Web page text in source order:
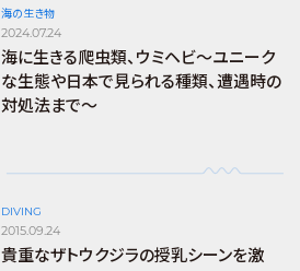
海の生き物
2024.07.24
海に生きる爬虫類、ウミヘビ～ユニーク
な生態や日本で見られる種類、遭遇時の
対処法まで～
DIVING
2015.09.24
貴重なザトウクジラの授乳シーンを激